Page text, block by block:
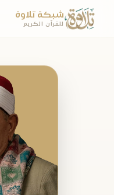
شبكة تلاوة
للقرآن الكريم